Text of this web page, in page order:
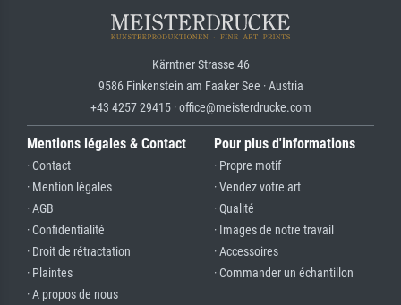
Kärntner Strasse 46
9586 Finkenstein am Faaker See · Austria
+43 4257 29415 · office@meisterdrucke.com
Mentions légales & Contact
· Contact
· Mention légales
· AGB
· Confidentialité
· Droit de rétractation
· Plaintes
· A propos de nous
Pour plus d'informations
· Propre motif
· Vendez votre art
· Qualité
· Images de notre travail
· Accessoires
· Commander un échantillon